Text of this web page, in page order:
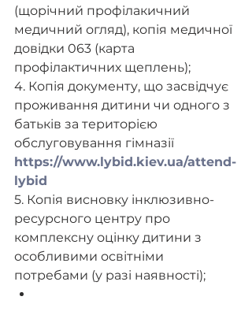
(щорічний профілакичний
медичний огляд), копія медичної
довідки 063 (карта
профілактичних щеплень);
4. Копія документу, що засвідчує
проживання дитини чи одного з
батьків за територією
обслуговування гімназії
https://www.lybid.kiev.ua/attend-
lybid
5. Копія висновку інклюзивно-
ресурсного центру про
комплексну оцінку дитини з
особливими освітніми
потребами (у разі наявності);